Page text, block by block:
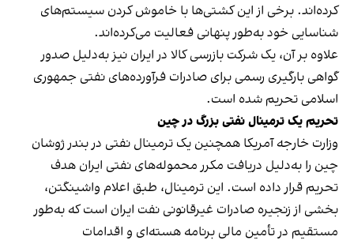
کرده‌اند. برخی از این کشتی‌ها با خاموش کردن سیستم‌های
شناسایی خود به‌طور پنهانی فعالیت می‌کرده‌اند.
علاوه بر آن، یک شرکت بازرسی کالا در ایران نیز به‌دلیل صدور
گواهی بارگیری رسمی برای صادرات فرآورده‌های نفتی جمهوری
اسلامی تحریم شده است.
تحریم یک ترمینال نفتی بزرگ در چین
وزارت خارجه آمریکا همچنین یک ترمینال نفتی در بندر ژوشان
چین را به‌دلیل دریافت مکرر محموله‌های نفتی ایران هدف
تحریم قرار داده است. این ترمینال، طبق اعلام واشینگتن،
بخشی از زنجیره صادرات غیرقانونی نفت ایران است که به‌طور
مستقیم در تأمین مالی برنامه هسته‌ای و اقدامات